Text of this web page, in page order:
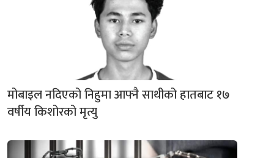
मोबाइल नदिएको निहुमा आफ्नै साथीको हातबाट १७
वर्षीय किशोरको मृत्यु